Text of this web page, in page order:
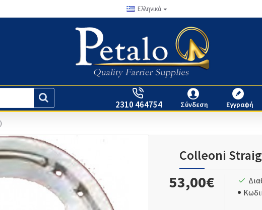
Ελληνικά
2310 464754 Σύνδεση Εγγραφή
Colleoni
53,00€